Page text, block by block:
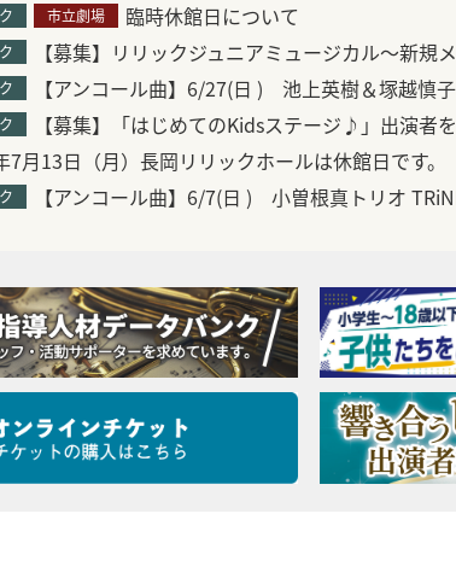
市立劇場
臨時休館日について
【募集】リリックジュニアミュージカル～新規
【アンコール曲】6/27(日 ) 池上英樹＆塚越慎
【募集】「はじめてのKidsステージ♪」出演者を
7月13日（月）長岡リリックホールは休館日です。
【アンコール曲】6/7(日 ) 小曽根真トリオ